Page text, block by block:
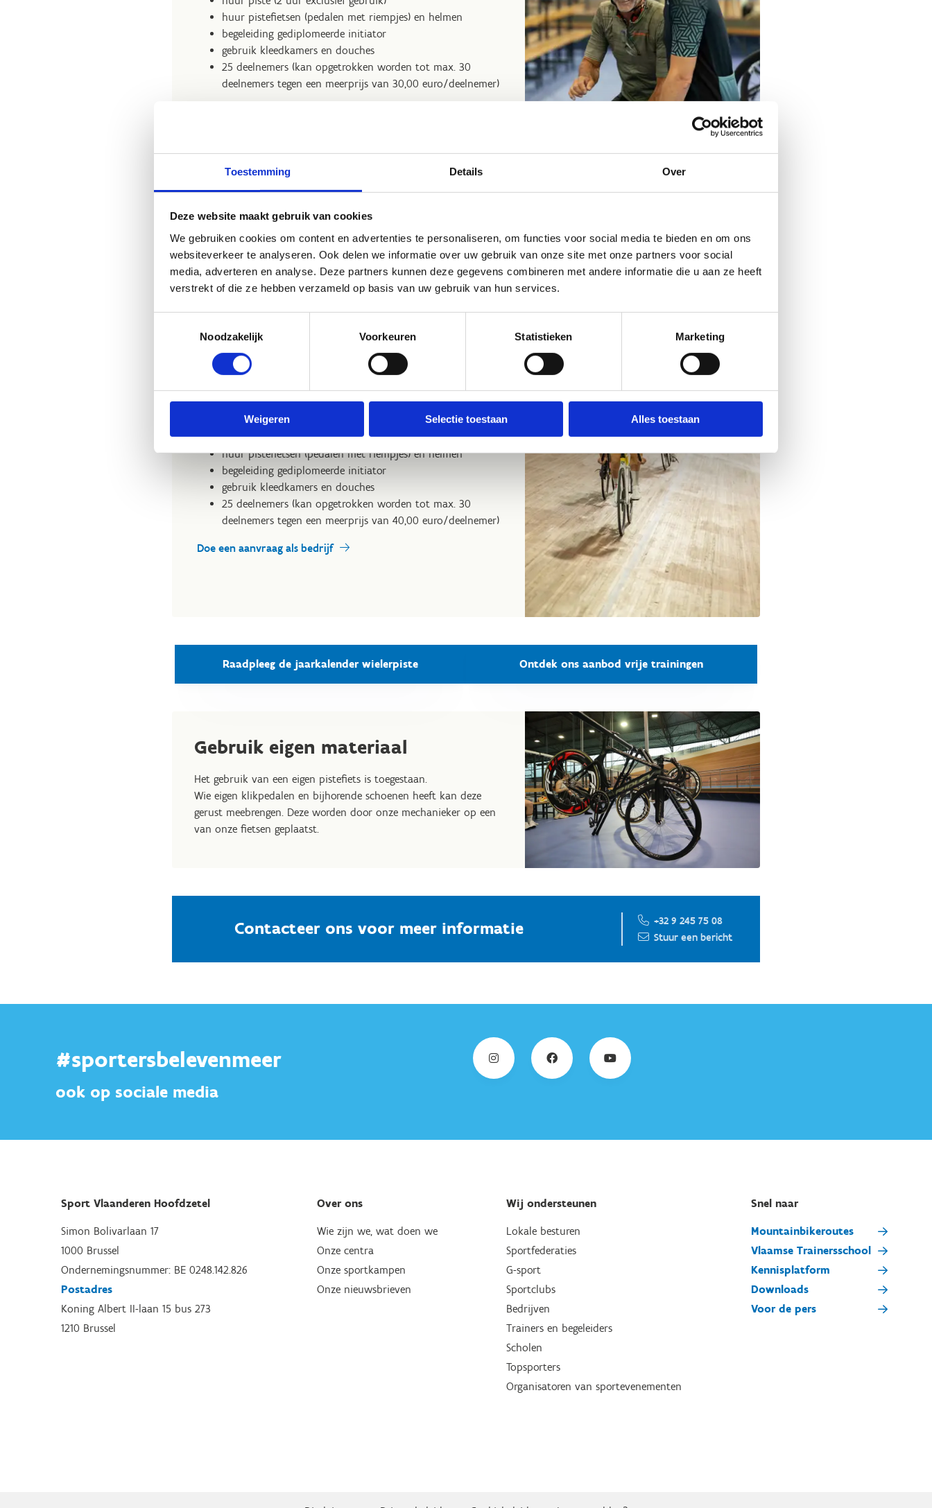
Toestemming Details Over
Deze website maakt gebruik van cookies
We gebruiken cookies om content en advertenties te personaliseren, om functies voor social media te bieden en om ons
websiteverkeer te analyseren. Ook delen we informatie over uw gebruik van onze site met onze partners voor social
media, adverteren en analyse. Deze partners kunnen deze gegevens combineren met andere informatie die u aan ze heeft
verstrekt of die ze hebben verzameld op basis van uw gebruik van hun services.
Noodzakelijk
Voorkeuren Statistieken Marketing
Weigeren Selectie toestaan Alles toestaan
huur pistefietsen (pedalen met riempjes) en helmen
begeleiding gediplomeerde initiator
gebruik kleedkamers en douches
25 deelnemers (kan opgetrokken worden tot max. 30
deelnemers tegen een meerprijs van 30,00 euro/deelnemer)
Doe een aanvraag als club, familie of vriendengroep
Doe een aanvraag als school
Voor bedrijven
Op zoek naar een leuke activiteit met je bedrijf? Wat dacht je
voor bedrijven dompelen we je team gedurende twee uur onder
huur piste (2 uur exclusief gebruik)
huur pistefietsen (pedalen met riempjes) en helmen
begeleiding gediplomeerde initiator
gebruik kleedkamers en douches
25 deelnemers (kan opgetrokken worden tot max. 30
deelnemers tegen een meerprijs van 40,00 euro/deelnemer)
Doe een aanvraag als bedrijf
Raadpleeg de jaarkalender wielerpiste Ontdek ons aanbod vrije trainingen
Gebruik eigen materiaal
Het gebruik van een eigen pistefiets is toegestaan.
Wie eigen klikpedalen en bijhorende schoenen heeft kan deze
gerust meebrengen. Deze worden door onze mechanieker op een
van onze fietsen geplaatst.
Contacteer ons voor meer informatie
+32 9 245 75 08
Stuur een bericht
#sportersbelevenmeer
ook op sociale media
Sport Vlaanderen Hoofdzetel
Simon Bolivarlaan 17
1000 Brussel
Ondernemingsnummer: BE 0248.142.826
Postadres
Koning Albert II-laan 15 bus 273
1210 Brussel
Over ons
Wie zijn we, wat doen we
Onze centra
Onze sportkampen
Onze nieuwsbrieven
Wij ondersteunen
Lokale besturen
Sportfederaties
G-sport
Sportclubs
Bedrijven
Trainers en begeleiders
Scholen
Topsporters
Organisatoren van sportevenementen
Snel naar
Mountainbikeroutes
Vlaamse Trainersschool
Kennisplatform
Downloads
Voor de pers